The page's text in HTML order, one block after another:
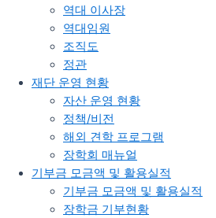
역대 이사장
역대임원
조직도
정관​
재단 운영 현황
자산 운영 현황
정책/비전
해외 견학 프로그램
장학회 매뉴얼
기부금 모금액 및 활용실적
기부금 모금액 및 활용실적
장학금 기부현황